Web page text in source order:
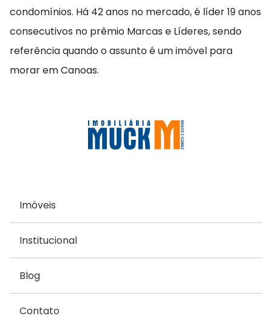
condomínios. Há 42 anos no mercado, é líder 19 anos
consecutivos no prêmio Marcas e Líderes, sendo
referência quando o assunto é um imóvel para
morar em Canoas.
Imóveis
Institucional
Blog
Contato